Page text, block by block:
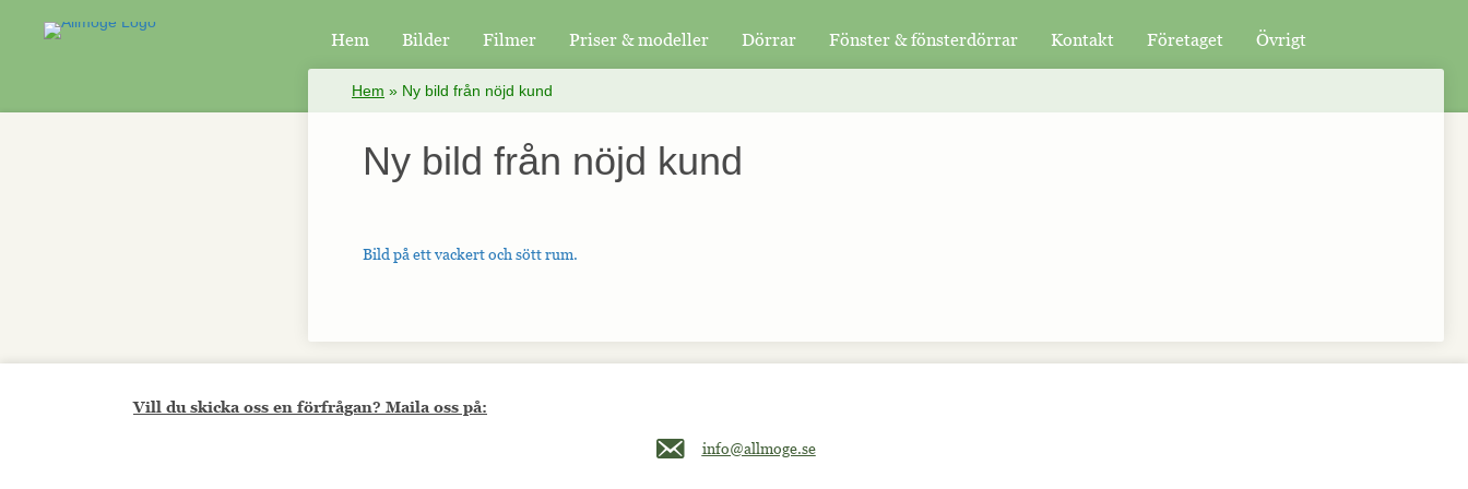
Hem Bilder Filmer Priser & modeller Dörrar Fönster & fönsterdörrar Kontakt Företaget Övrigt
Hem » Ny bild från nöjd kund
Ny bild från nöjd kund
Bild på ett vackert och sött rum.
Vill du skicka oss en förfrågan? Maila oss på:
Maila oss på info@allmoge.se
info@allmoge.se